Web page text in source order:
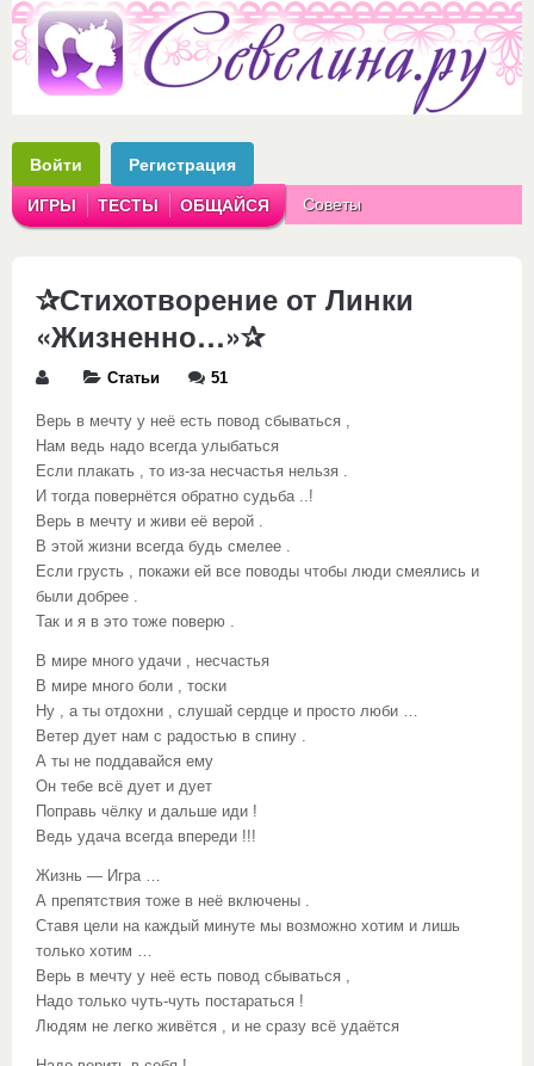
Войти Регистрация
ИГРЫ ТЕСТЫ ОБЩАЙСЯ Советы
✰Стихотворение от Линки
«Жизненно…»✰
Статьи 51
Верь в мечту у неё есть повод сбываться ,
Нам ведь надо всегда улыбаться
Если плакать , то из-за несчастья нельзя .
И тогда повернётся обратно судьба ..!
Верь в мечту и живи её верой .
В этой жизни всегда будь смелее .
Если грусть , покажи ей все поводы чтобы люди смеялись и
были добрее .
Так и я в это тоже поверю .
В мире много удачи , несчастья
В мире много боли , тоски
Ну , а ты отдохни , слушай сердце и просто люби …
Ветер дует нам с радостью в спину .
А ты не поддавайся ему
Он тебе всё дует и дует
Поправь чёлку и дальше иди !
Ведь удача всегда впереди !!!
Жизнь — Игра …
А препятствия тоже в неё включены .
Ставя цели на каждый минуте мы возможно хотим и лишь
только хотим …
Верь в мечту у неё есть повод сбываться ,
Надо только чуть-чуть постараться !
Людям не легко живётся , и не сразу всё удаётся